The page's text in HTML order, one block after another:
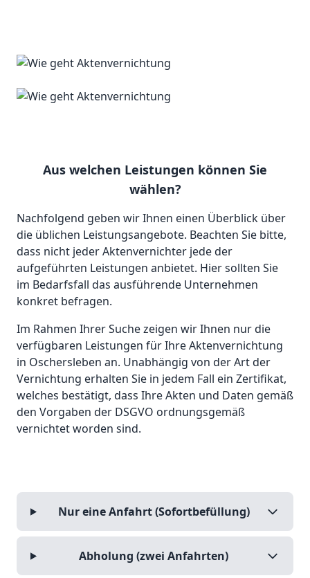
Aus welchen Leistungen können Sie
wählen?
Nachfolgend geben wir Ihnen einen Überblick über
die üblichen Leistungsangebote. Beachten Sie bitte,
dass nicht jeder Aktenvernichter jede der
aufgeführten Leistungen anbietet. Hier sollten Sie
im Bedarfsfall das ausführende Unternehmen
konkret befragen.
Im Rahmen Ihrer Suche zeigen wir Ihnen nur die
verfügbaren Leistungen für Ihre Aktenvernichtung
in Oschersleben an. Unabhängig von der Art der
Vernichtung erhalten Sie in jedem Fall ein Zertifikat,
welches bestätigt, dass Ihre Akten und Daten gemäß
den Vorgaben der DSGVO ordnungsgemäß
vernichtet worden sind.
Nur eine Anfahrt (Sofortbefüllung)
Abholung (zwei Anfahrten)